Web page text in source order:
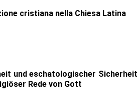
cristiana nella Chiesa Latina
und eschatologischer Sicherheit
Rede von Gott